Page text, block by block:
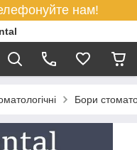
нам!
Бори